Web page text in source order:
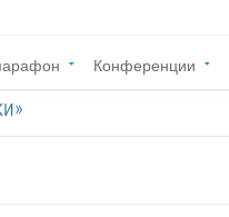
Конференции